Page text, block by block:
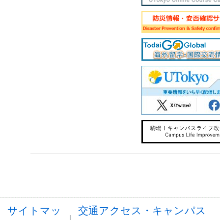
サイトマッ
交通アクセス・キャンパス